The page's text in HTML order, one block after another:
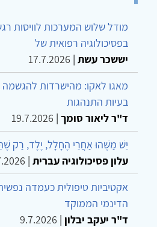
מודל שלוש המערכות לוויסות
בפסיכולוגיה רפואית של
יששכר עשת |
17.7.2026
מאגו לאקו: מהישרדות להגשמה
בעיות התנהגות
ד"ר ליאור סומך |
19.7.2026
יֵשׁ מַשֶּׁהוּ אַחֲרֵי הֶחָלָל, יֶלֶד, רַק
עלון פסיכולוגיה עברית |
אקטיביות טיפולית כעמדה
הדינמי הממוקד
ד"ר יעקב יבלון |
9.7.2026